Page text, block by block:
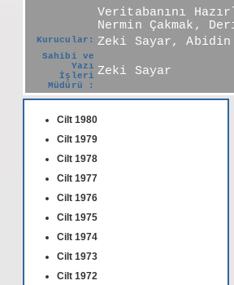
Veritabanını
Nermin Çakmak,
Kurucular: Zeki Sayar, Abidin
Sahibi ve
Yazı
İşleri
Müdürü :
Zeki Sayar
Yayın
:
Yılı:
Periyot: Yıllara göre
Adresi:
Anadolu Han,
Cilt 1980
Cilt 1979
Cilt 1978
Cilt 1977
Cilt 1976
Cilt 1975
Cilt 1974
Cilt 1973
Cilt 1972